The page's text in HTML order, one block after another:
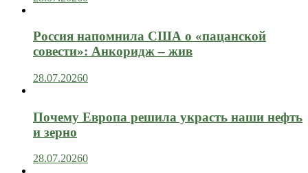
Россия напомнила США о «пацанской
совести»: Анкоридж – жив
28.07.20260
Почему Европа решила украсть наши нефть
и зерно
28.07.20260